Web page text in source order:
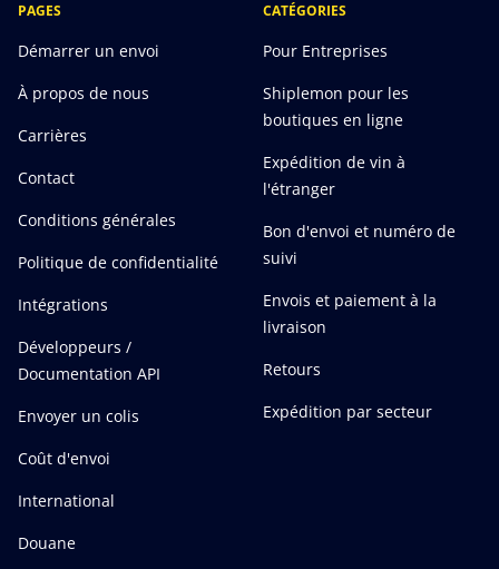
PAGES
Démarrer un envoi
À propos de nous
Carrières
Contact
Conditions générales
Politique de confidentialité
Intégrations
Développeurs /
Documentation API
Envoyer un colis
Coût d'envoi
International
Douane
CATÉGORIES
Pour Entreprises
Shiplemon pour les
boutiques en ligne
Expédition de vin à
l'étranger
Bon d'envoi et numéro de
suivi
Envois et paiement à la
livraison
Retours
Expédition par secteur